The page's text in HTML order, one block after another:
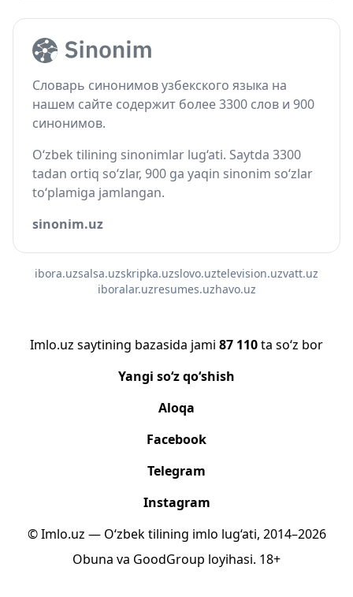
Словарь синонимов узбекского языка на
нашем сайте содержит более 3300 слов и 900
синонимов.
O‘zbek tilining sinonimlar lug‘ati. Saytda 3300
tadan ortiq so‘zlar, 900 ga yaqin sinonim so‘zlar
to‘plamiga jamlangan.
sinonim.uz
ibora.uzsalsa.uzskripka.uzslovo.uztelevision.uzvatt.uz
iboralar.uzresumes.uzhavo.uz
Imlo.uz saytining bazasida jami 87 110ta so‘z bor
Yangi so‘z qo‘shish
Aloqa
Facebook
Telegram
Instagram
© Imlo.uz — O‘zbek tilining imlo lug‘ati, 2014–2026
Obuna va GoodGroup loyihasi. 18+